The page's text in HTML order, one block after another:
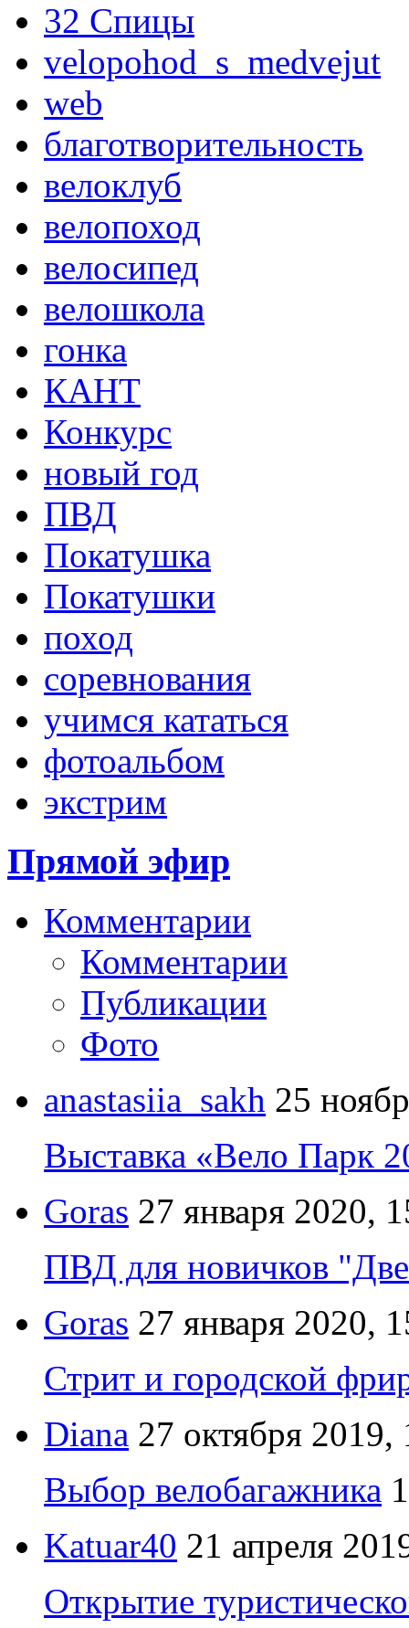
32 Спицы
velopohod_s_medvejut
web
благотворительность
велоклуб
велопоход
велосипед
велошкола
гонка
КАНТ
Конкурс
новый год
ПВД
Покатушка
Покатушки
поход
соревнования
учимся кататься
фотоальбом
экстрим
Прямой эфир
Комментарии
Комментарии
Публикации
Фото
anastasiia_sakh 25
Выставка «Вело Парк
Goras 27 января 2020,
ПВД для новичков
Goras 27 января 2020,
Стрит и городской
Diana 27 октября 2019,
Выбор велобагажника
Katuar40 21 апреля
Открытие